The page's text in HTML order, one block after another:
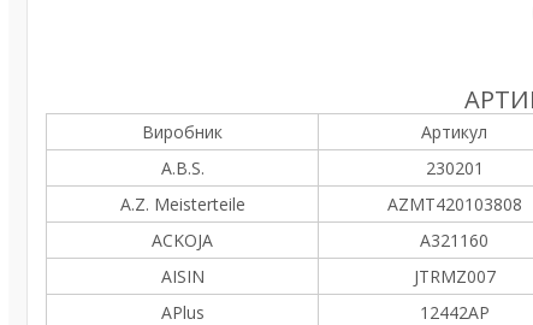
Виробник Артикул
A.B.S.
230201
A.Z. Meisterteile
AZMT420103808
ACKOJA
A321160
AISIN
JTRMZ007
APlus
12442AP